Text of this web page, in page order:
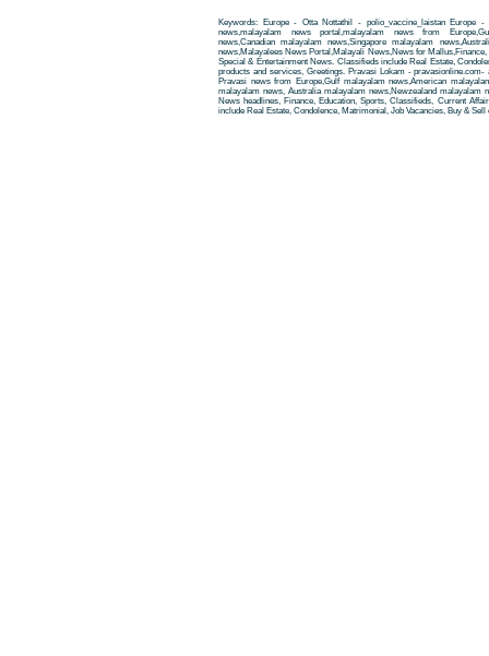
Keywords: Europe - Otta Nottathil - polio_vaccine_laistan Europe -
news,malayalam news portal,malayalam news from
news,Canadian malayalam news,Singapore malayalam
news,Malayalees News Portal,Malayali News,News for
Special & Entertainment News. Classifieds include Real Estate,
products and services, Greetings. Pravasi Lokam -
Pravasi news from Europe,Gulf malayalam news,American
malayalam news, Australia malayalam news,Newzealand malayalam
News headlines, Finance, Education, Sports, Classifieds, Current
include Real Estate, Condolence, Matrimonial, Job Vacancies, Buy &